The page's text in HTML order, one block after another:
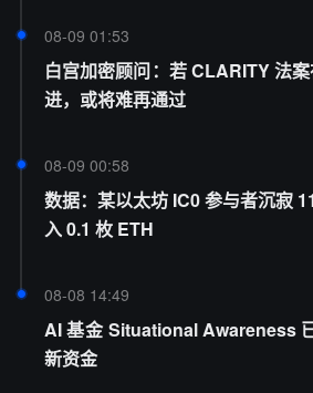
08-09 01:53
白宫加密顾问：若 CLARITY 法
进，或将难再通过
08-09 00:58
数据：某以太坊 IC0 参与者沉寂
入 0.1 枚 ETH
08-08 14:49
AI 基金 Situational Awareness
新资金